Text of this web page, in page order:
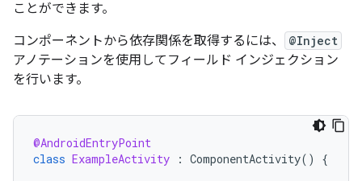
ことができます。
コンポーネントから依存関係を取得するには、
@Inject
アノテーションを使用してフィールド インジェクション
を行います。
@AndroidEntryPoint
class ExampleActivity : ComponentActivity() {